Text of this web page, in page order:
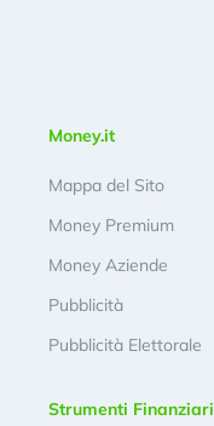
Money.it
Mappa del Sito
Money Premium
Money Aziende
Pubblicità
Pubblicità Elettorale
Strumenti Finanziari